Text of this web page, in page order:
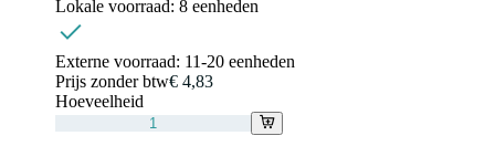
Lokale voorraad: 8 eenheden
Externe voorraad: 11-20 eenheden
Prijs zonder btw€ 4,83
Hoeveelheid